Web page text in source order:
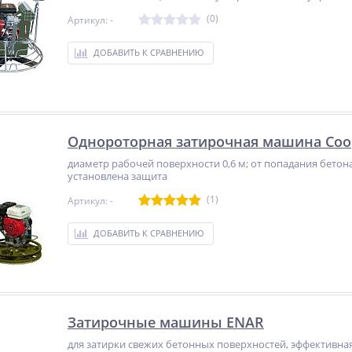
NEW
ХИТ
NEW
ХИТ
Сварочный инвертор
Linkor ВД–200И
16 819
Сварочный инвертор
Артикул: - (0)
ДОБАВИТЬ К СРАВНЕНИЮ
Однороторная затирочная машина
диаметр рабочей поверхности 0,6 м; от попадания
установлена защита
Артикул: - (1)
ДОБАВИТЬ К СРАВНЕНИЮ
Затирочные машины ENAR
для затирки свежих бетонных поверхностей,